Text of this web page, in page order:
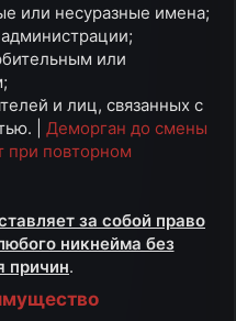
или несуразные имена;​
или
и лиц, связанных с
| Деморган до смены
при повторном
за собой право
никнейма без
причин.​